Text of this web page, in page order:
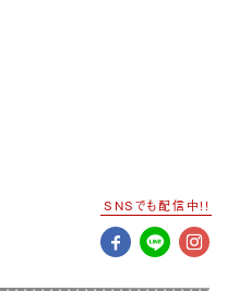
SNSでも配信中!!